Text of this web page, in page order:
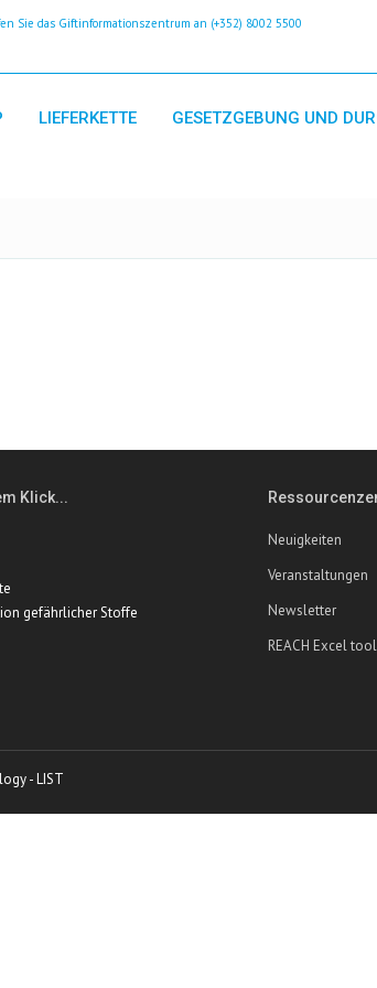
Sie das Giftinformationszentrum an (+352) 8002 5500
LIEFERKETTE GESETZGEBUNG UND
Klick...
gefährlicher Stoffe
Neuigkeiten
Veranstaltungen
Newsletter
REACH Excel tool
- LIST